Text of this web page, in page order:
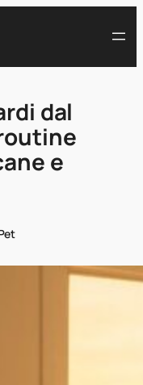
dal
e